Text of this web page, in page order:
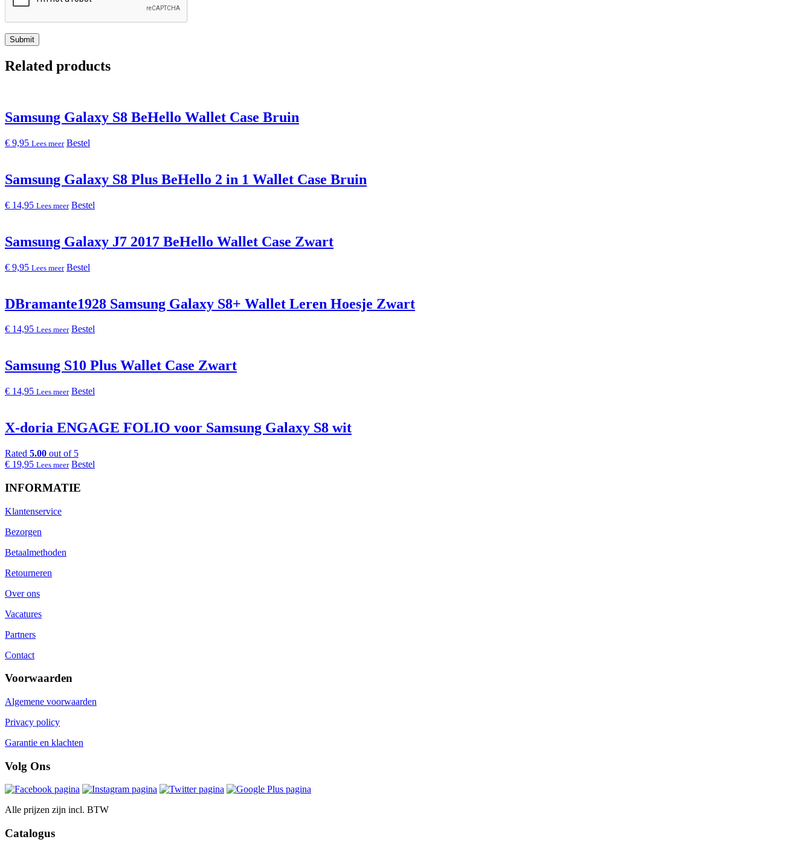
Related products
Samsung Galaxy S8 BeHello Wallet Case Bruin
€ 9,95 Lees meer Bestel
Samsung Galaxy S8 Plus BeHello 2 in 1 Wallet Case Bruin
€ 14,95 Lees meer Bestel
Samsung Galaxy J7 2017 BeHello Wallet Case Zwart
€ 9,95 Lees meer Bestel
DBramante1928 Samsung Galaxy S8+ Wallet Leren Hoesje Zwart
€ 14,95 Lees meer Bestel
Samsung S10 Plus Wallet Case Zwart
€ 14,95 Lees meer Bestel
X-doria ENGAGE FOLIO voor Samsung Galaxy S8 wit
Rated 5.00 out of 5
€ 19,95 Lees meer Bestel
INFORMATIE
Klantenservice
Bezorgen
Betaalmethoden
Retourneren
Over ons
Vacatures
Partners
Contact
Voorwaarden
Algemene voorwaarden
Privacy policy
Garantie en klachten
Volg Ons
Alle prijzen zijn incl. BTW
Catalogus